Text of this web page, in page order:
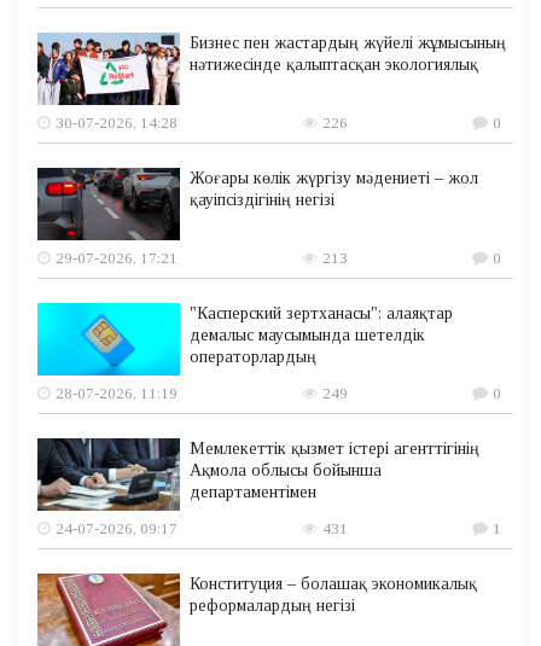
Бизнес пен жастардың жүйелі жұмысының
нәтижесінде қалыптасқан экологиялық
30-07-2026, 14:28 226 0
Жоғары көлік жүргізу мәдениеті – жол
қауіпсіздігінің негізі
29-07-2026, 17:21 213 0
"Касперский зертханасы": алаяқтар
демалыс маусымында шетелдік
операторлардың
28-07-2026, 11:19
249 0
Мемлекеттік қызмет істері агенттігінің
Ақмола облысы бойынша
департаментімен
24-07-2026, 09:17
431 1
Конституция – болашақ экономикалық
реформалардың негізі